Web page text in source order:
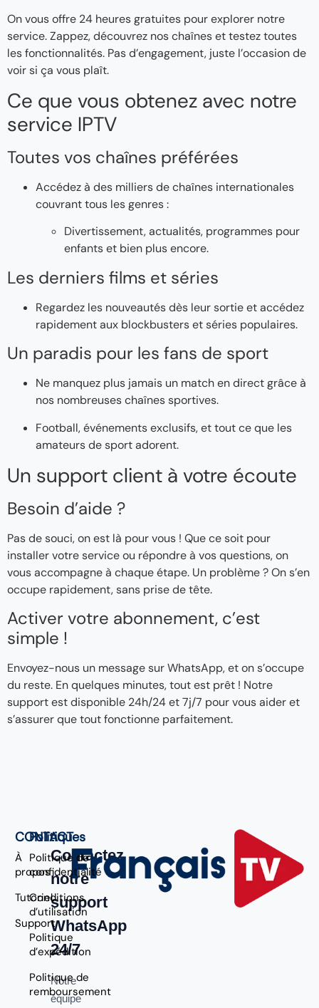
On vous offre 24 heures gratuites pour explorer notre
service. Zappez, découvrez nos chaînes et testez toutes
les fonctionnalités. Pas d’engagement, juste l’occasion de
voir si ça vous plaît.
Ce que vous obtenez avec notre
service IPTV
Toutes vos chaînes préférées
Accédez à des milliers de chaînes internationales
couvrant tous les genres :
Divertissement, actualités, programmes pour
enfants et bien plus encore.
Les derniers films et séries
Regardez les nouveautés dès leur sortie et accédez
rapidement aux blockbusters et séries populaires.
Un paradis pour les fans de sport
Ne manquez plus jamais un match en direct grâce à
nos nombreuses chaînes sportives.
Football, événements exclusifs, et tout ce que les
amateurs de sport adorent.
Un support client à votre écoute
Besoin d’aide ?
Pas de souci, on est là pour vous ! Que ce soit pour
installer votre service ou répondre à vos questions, on
vous accompagne à chaque étape. Un problème ? On s’en
occupe rapidement, sans prise de tête.
Activer votre abonnement, c’est
simple !
Envoyez-nous un message sur WhatsApp, et on s’occupe
du reste. En quelques minutes, tout est prêt ! Notre
support est disponible 24h/24 et 7j/7 pour vous aider et
s’assurer que tout fonctionne parfaitement.
CONTACT
À
propos
Tutoriel
Support
Politiques
Politique de
confidentialité
Conditions
d’utilisation
Politique
d’expédition
Politique de
remboursement
Contactez
notre
support
WhatsApp
24/7
Notre
équipe